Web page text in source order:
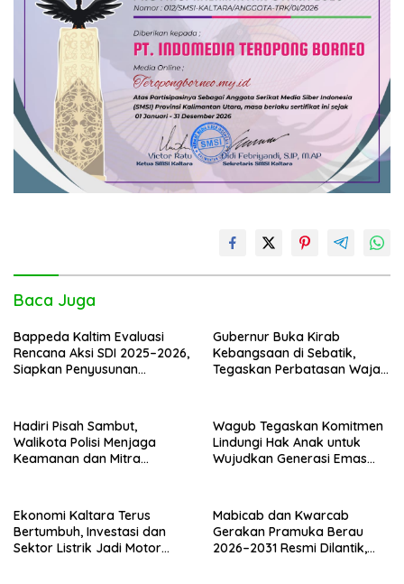
Baca Juga
Bappeda Kaltim Evaluasi
Rencana Aksi SDI 2025–2026,
Siapkan Penyusunan
Gubernur Buka Kirab
Kebangsaan di Sebatik,
Tegaskan Perbatasan Wajah
Hadiri Pisah Sambut,
Walikota Polisi Menjaga
Keamanan dan Mitra
Wagub Tegaskan Komitmen
Lindungi Hak Anak untuk
Wujudkan Generasi Emas
Ekonomi Kaltara Terus
Bertumbuh, Investasi dan
Sektor Listrik Jadi Motor
Mabicab dan Kwarcab
Gerakan Pramuka Berau
2026–2031 Resmi Dilantik,